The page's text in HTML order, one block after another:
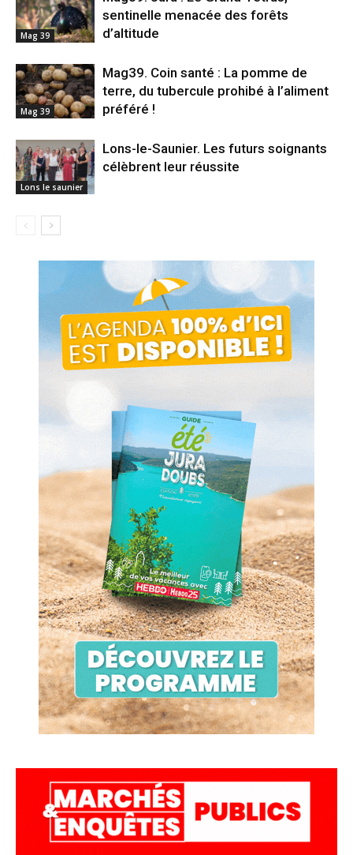
Mag 39
sentinelle menacée des forêts
d’altitude
Mag 39
Mag39. Coin santé : La pomme de
terre, du tubercule prohibé à l’aliment
préféré !
Lons le saunier
Lons-le-Saunier. Les futurs soignants
célèbrent leur réussite